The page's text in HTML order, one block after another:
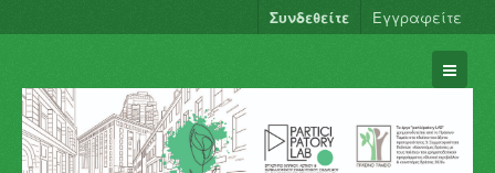
Συνδεθείτε Εγγραφείτε